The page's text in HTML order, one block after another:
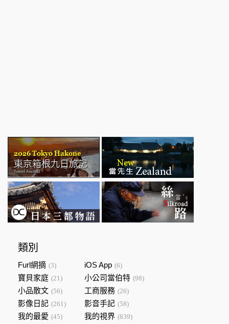
類別
Furl網摘 (3) iOS App (6)
寶貝家庭 (21) 小公司當伯特 (98)
小品散文 (56) 工商服務 (26)
影像日記 (261) 影音手記 (58)
我的最愛 (45) 我的視界 (839)